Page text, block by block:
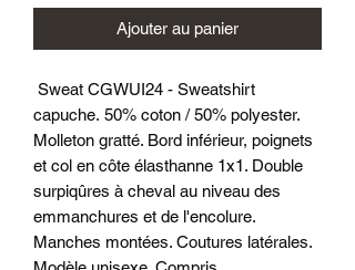
Ajouter au panier
Sweat CGWUI24 - Sweatshirt
capuche. 50% coton / 50% polyester.
Molleton gratté. Bord inférieur, poignets
et col en côte élasthanne 1x1. Double
surpiqûres à cheval au niveau des
emmanchures et de l'encolure.
Manches montées. Coutures latérales.